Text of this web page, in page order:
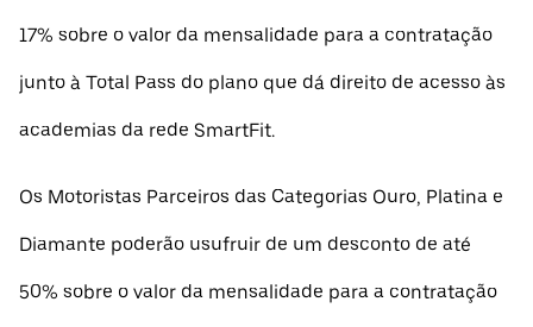
17% sobre o valor da mensalidade para a contratação
junto à Total Pass do plano que dá direito de acesso às
academias da rede SmartFit.
Os Motoristas Parceiros das Categorias Ouro, Platina e
Diamante poderão usufruir de um desconto de até
50% sobre o valor da mensalidade para a contratação